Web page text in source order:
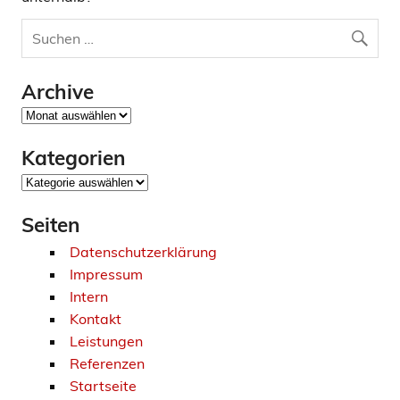
Archive
Archive
Kategorien
Kategorien
Seiten
Datenschutzerklärung
Impressum
Intern
Kontakt
Leistungen
Referenzen
Startseite